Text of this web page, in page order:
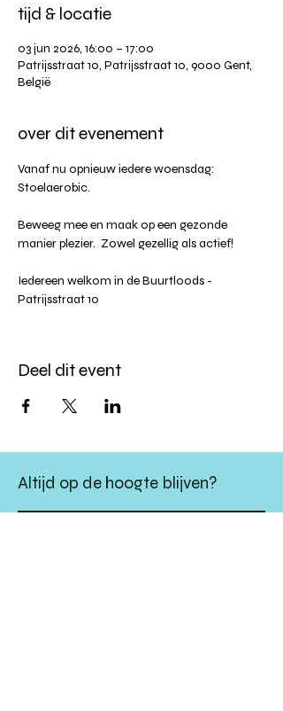
tijd & locatie
03 jun 2026, 16:00 – 17:00
Patrijsstraat 10, Patrijsstraat 10, 9000 Gent,
België
over dit evenement
Vanaf nu opnieuw iedere woensdag:
Stoelaerobic.
Beweeg mee en maak op een gezonde
manier plezier.  Zowel gezellig als actief!
Iedereen welkom in de Buurtloods -
Patrijsstraat 10
Deel dit event
Altijd op de hoogte blijven?